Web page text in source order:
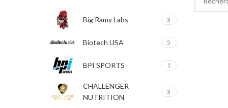
Big Ramy Labs 3
Biotech USA 5
BPI SPORTS 1
CHALLENGER
NUTRITION
3